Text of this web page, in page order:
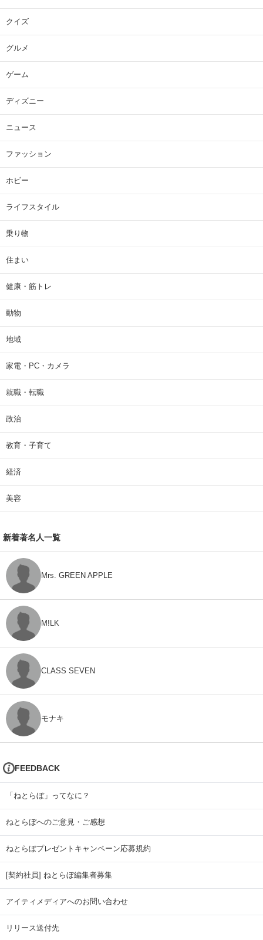
クイズ
グルメ
ゲーム
ディズニー
ニュース
ファッション
ホビー
ライフスタイル
乗り物
住まい
健康・筋トレ
動物
地域
家電・PC・カメラ
就職・転職
政治
教育・子育て
経済
美容
新着著名人一覧
Mrs. GREEN APPLE
M!LK
CLASS SEVEN
モナキ
FEEDBACK
「ねとらぼ」ってなに？
ねとらぼへのご意見・ご感想
ねとらぼプレゼントキャンペーン応募規約
[契約社員] ねとらぼ編集者募集
アイティメディアへのお問い合わせ
リリース送付先